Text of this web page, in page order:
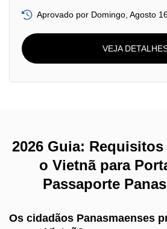
Aprovado por Domingo, Agosto
VEJA
2026 Guia:
o Vietnã para
Passaporte
Os cidadãos Panasmaenses